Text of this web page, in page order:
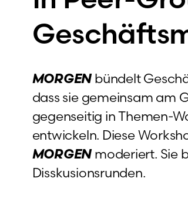
MORGENbündelt
dass sie gemeinsam am
gegenseitig in Themen-
entwickeln. Diese
MORGENmoderiert. Sie
Disskusionsrunden.